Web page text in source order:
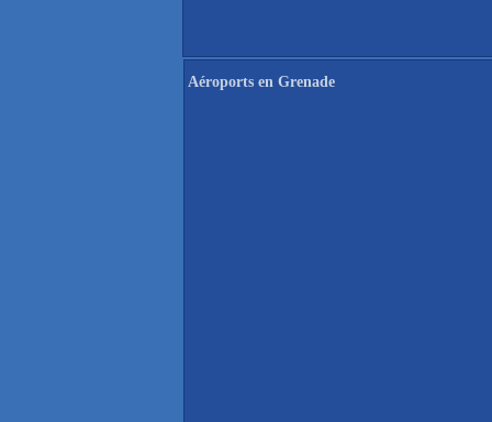
Aéroports en Grenade